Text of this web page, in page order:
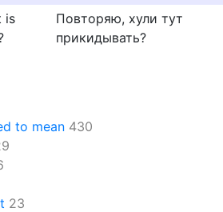
is
Повторяю, хули тут
прикидывать?
to mean 430
23